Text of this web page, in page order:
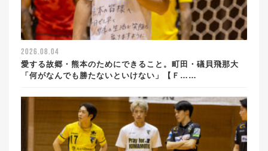
2026.08.04
愛する故郷・熊本のためにできること。町田・礒貝飛那大
「何がなんでも勝たないといけない」【Ｆ……